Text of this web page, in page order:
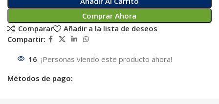
Comprar Ahora
Comparar
Añadir a la lista de deseos
Compartir:
16 ¡Personas viendo este producto ahora!
Métodos de pago: